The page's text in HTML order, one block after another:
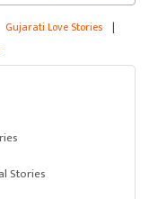
Gujarati Love Stories |
Stories